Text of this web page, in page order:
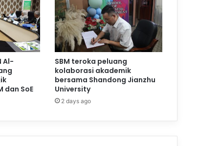
Al-
dan SoE
SBM teroka peluang
kolaborasi akademik
bersama Shandong Jianzhu
University
2 days ago